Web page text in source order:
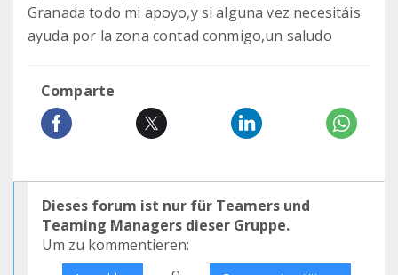
Granada todo mi apoyo,y si alguna vez necesitáis
ayuda por la zona contad conmigo,un saludo
Comparte
Dieses forum ist nur für Teamers und
Teaming Managers dieser Gruppe.
Um zu kommentieren: